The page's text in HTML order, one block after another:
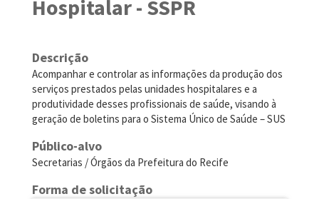
Hospitalar - SSPR
Descrição
Acompanhar e controlar as informações da produção dos
serviços prestados pelas unidades hospitalares e a
produtividade desses profissionais de saúde, visando à
geração de boletins para o Sistema Único de Saúde – SUS
Público-alvo
Secretarias / Órgãos da Prefeitura do Recife
Forma de solicitação